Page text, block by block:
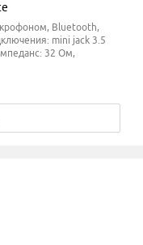
Bluetooth,
mini jack 3.5
32 Ом,